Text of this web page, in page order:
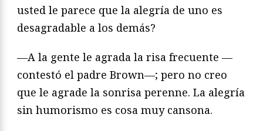
usted le parece que la alegría de uno es
desagradable a los demás?
—A la gente le agrada la risa frecuente —
contestó el padre Brown—; pero no creo
que le agrade la sonrisa perenne. La alegría
sin humorismo es cosa muy cansona.